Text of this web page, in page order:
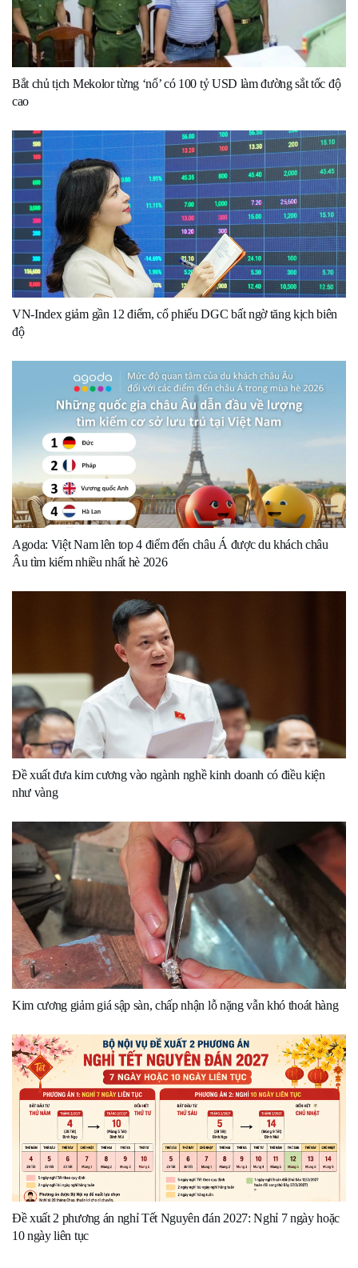
Bắt chủ tịch Mekolor từng ‘nổ’ có 100 tỷ USD làm đường sắt tốc độ
cao
VN-Index giảm gần 12 điểm, cổ phiếu DGC bất ngờ tăng kịch biên
độ
Agoda: Việt Nam lên top 4 điểm đến châu Á được du khách châu
Âu tìm kiếm nhiều nhất hè 2026
Đề xuất đưa kim cương vào ngành nghề kinh doanh có điều kiện
như vàng
Kim cương giảm giá sập sàn, chấp nhận lỗ nặng vẫn khó thoát hàng
Đề xuất 2 phương án nghỉ Tết Nguyên đán 2027: Nghỉ 7 ngày hoặc
10 ngày liên tục